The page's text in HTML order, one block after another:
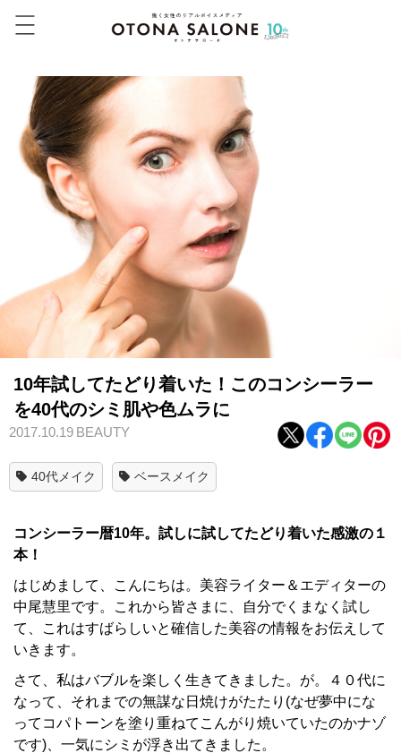
10年試してたどり着いた！このコンシーラー
を40代のシミ肌や色ムラに
2017.10.19 BEAUTY
40代メイク ベースメイク
コンシーラー暦10年。試しに試してたどり着いた感激の１
本！
はじめまして、こんにちは。美容ライター＆エディターの
中尾慧里です。これから皆さまに、自分でくまなく試し
て、これはすばらしいと確信した美容の情報をお伝えして
いきます。
さて、私はバブルを楽しく生きてきました。が。４０代に
なって、それまでの無謀な日焼けがたたり(なぜ夢中にな
ってコパトーンを塗り重ねてこんがり焼いていたのかナゾ
です)、一気にシミが浮き出てきました。